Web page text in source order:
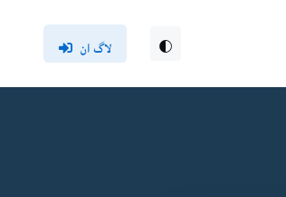
لاگ ان